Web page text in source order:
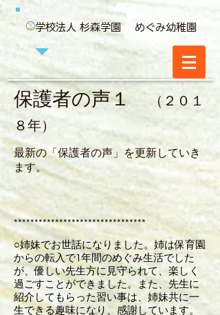
学校法人 杉森学園 めぐみ幼稚園
保護者の声１
（２０１
８年）
最新の「保護者の声」を更新していき
ます。
********************************
○姉妹でお世話になりました。姉は保育園
からの転入で1年間のめぐみ生活でした
が、優しい先生方に見守られて、楽しく
過ごすことができました。また、先生に
紹介してもらった習い事は、姉妹共に一
生できる趣味になり、感謝しています。